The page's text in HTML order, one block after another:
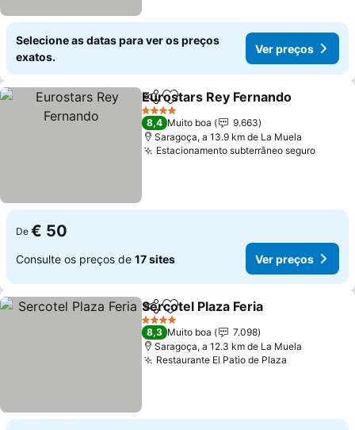
Selecione as datas para ver os preços
exatos.
Ver preços
PartilharAdicionar aos favoritos
Eurostars Rey Fernando
4 Estrelas
8,4 Muito boa
9.663
Saragoça, a 13.9 km de La Muela
Estacionamento subterrâneo seguroVer
De € 50
Consulte os preços de 17 sites Ver preços
PartilharAdicionar aos favoritos
Sercotel Plaza Feria
4 Estrelas
8,3 Muito boa
7.098
Saragoça, a 12.3 km de La Muela
Restaurante El Patio de Plaza